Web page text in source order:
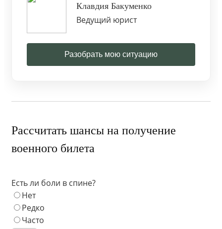
Клавдия Бакуменко
Ведущий юрист
Разобрать мою ситуацию
Рассчитать шансы на получение
военного билета
Есть ли боли в спине?
Нет
Редко
Часто